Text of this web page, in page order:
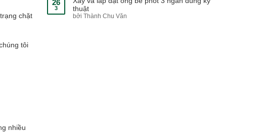
chặt
tôi
nhiều
26
3
thuật
bởi Thành Chu Văn